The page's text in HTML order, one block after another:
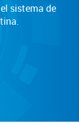
sistema de